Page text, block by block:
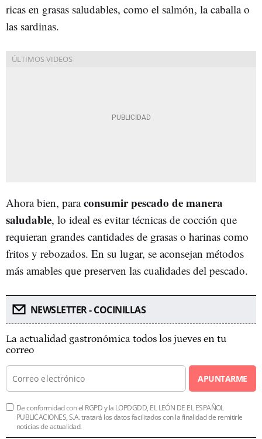
ricas en grasas saludables, como el salmón, la caballa o
las sardinas.
Ahora bien, paraconsumir pescado de manera
saludable, lo ideal es evitar técnicas de cocción que
requieran grandes cantidades de grasas o harinas como
fritos y rebozados. En su lugar, se aconsejan métodos
más amables que preserven las cualidades del pescado.
NEWSLETTER - COCINILLAS
La actualidad gastronómica todos los jueves en tu
correo
APUNTARME
De conformidad con el RGPD y la LOPDGDD, EL LEÓN DE EL ESPAÑOL
PUBLICACIONES, S.A. tratará los datos facilitados con la finalidad de remitirle
noticias de actualidad.